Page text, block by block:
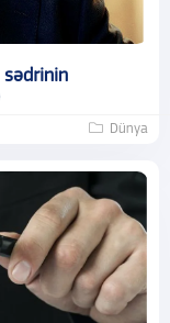
sədrinin
Dünya